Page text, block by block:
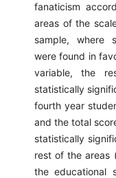
fanaticism
areas of the
sample, where
were found in
variable, the
statistically
fourth year
and the total
statistically
rest of the areas
the educational